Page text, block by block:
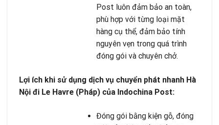
Post luôn đảm bảo an toàn,
phù hợp với từng loại mặt
hàng cụ thể, đảm bảo tính
nguyên vẹn trong quá trình
đóng gói và chuyên chở.
Lợi ích khi sử dụng dịch vụ chuyển phát nhanh Hà
Nội đi Le Havre (Pháp) của Indochina Post:
Đóng gói bằng kiện gỗ, đóng